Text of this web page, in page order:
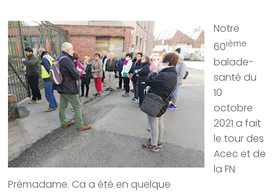
Notre
60ième
balade-
santé du
10
octobre
2021 a fait
le tour des
Acec et de
la FN
Prémadame. Ca a été en quelque